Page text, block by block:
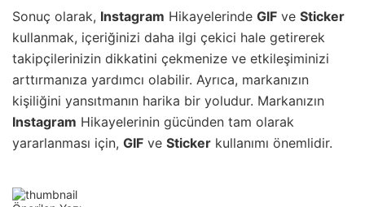
Sonuç olarak, Instagram Hikayelerinde GIF ve Sticker
kullanmak, içeriğinizi daha ilgi çekici hale getirerek
takipçilerinizin dikkatini çekmenize ve etkileşiminizi
arttırmanıza yardımcı olabilir. Ayrıca, markanızın
kişiliğini yansıtmanın harika bir yoludur. Markanızın
Instagram Hikayelerinin gücünden tam olarak
yararlanması için, GIF ve Sticker kullanımı önemlidir.